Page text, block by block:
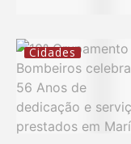
Cidades